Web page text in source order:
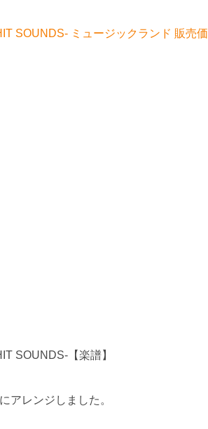
SOUNDS- ミュージックランド 販売価
SOUNDS-【楽譜】
アレンジしました。